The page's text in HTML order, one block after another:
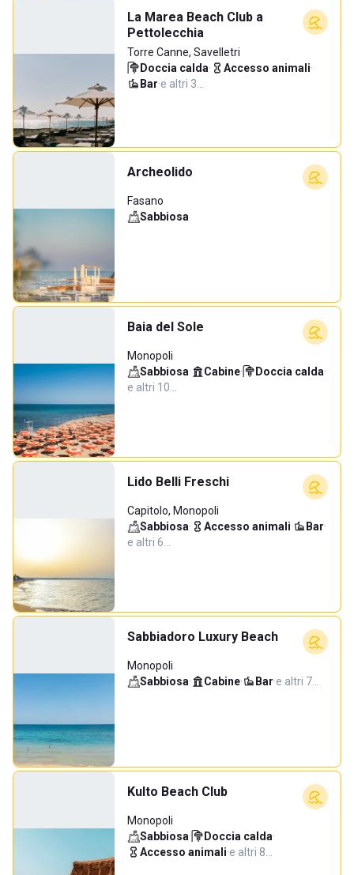
La Marea Beach Club a
Pettolecchia
Torre Canne, Savelletri
Doccia calda· Accesso animali·
Bar·e altri 3…
Archeolido
Fasano
Sabbiosa
Baia del Sole
Monopoli
Sabbiosa· Cabine· Doccia calda·
e altri 10…
Lido Belli Freschi
Capitolo, Monopoli
Sabbiosa· Accesso animali· Bar·
e altri 6…
Sabbiadoro Luxury Beach
Monopoli
Sabbiosa· Cabine· Bar·e altri 7…
Kulto Beach Club
Monopoli
Sabbiosa· Doccia calda·
Accesso animali·e altri 8…